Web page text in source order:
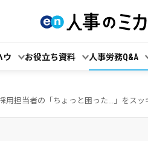
ウ お役立ち資料 人事労務Q&A
用担当者の「ちょっと困った...」をスッ